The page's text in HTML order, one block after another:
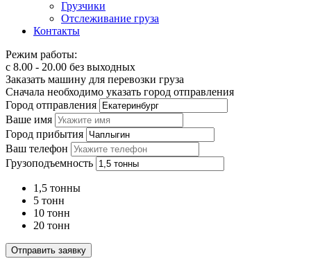
Грузчики
Отслеживание груза
Контакты
Режим работы:
с 8.00 - 20.00 без выходных
Заказать машину для перевозки груза
Сначала необходимо указать город отправления
Город отправления
Ваше имя
Город прибытия
Ваш телефон
Грузоподъемность
1,5 тонны
5 тонн
10 тонн
20 тонн
Отправить заявку